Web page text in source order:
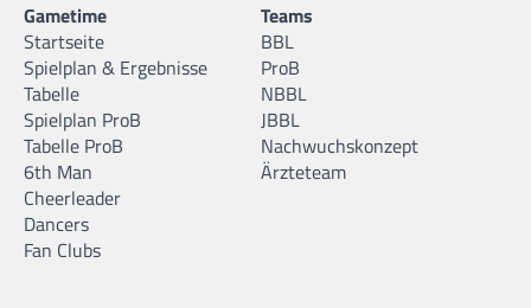
Gametime
Startseite
Spielplan & Ergebnisse
Tabelle
Spielplan ProB
Tabelle ProB
6th Man
Cheerleader
Dancers
Fan Clubs
Teams
BBL
ProB
NBBL
JBBL
Nachwuchskonzept
Ärzteteam